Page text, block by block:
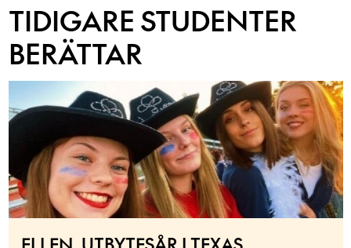
TIDIGARE STUDENTER
BERÄTTAR